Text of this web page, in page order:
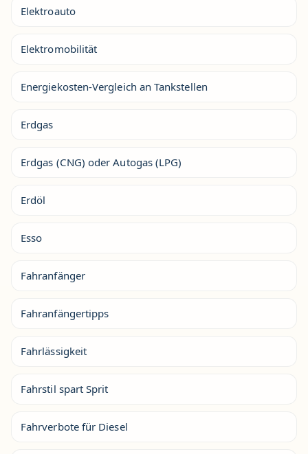
Elektroauto
Elektromobilität
Energiekosten-Vergleich an Tankstellen
Erdgas
Erdgas (CNG) oder Autogas (LPG)
Erdöl
Esso
Fahranfänger
Fahranfängertipps
Fahrlässigkeit
Fahrstil spart Sprit
Fahrverbote für Diesel